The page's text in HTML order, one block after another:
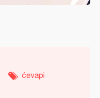
ćevapi